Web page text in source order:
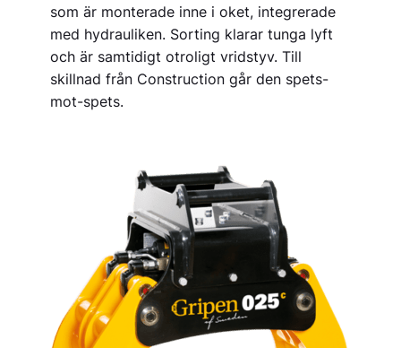
som är monterade inne i oket, integrerade
med hydrauliken. Sorting klarar tunga lyft
och är samtidigt otroligt vridstyv. Till
skillnad från Construction går den spets-
mot-spets.